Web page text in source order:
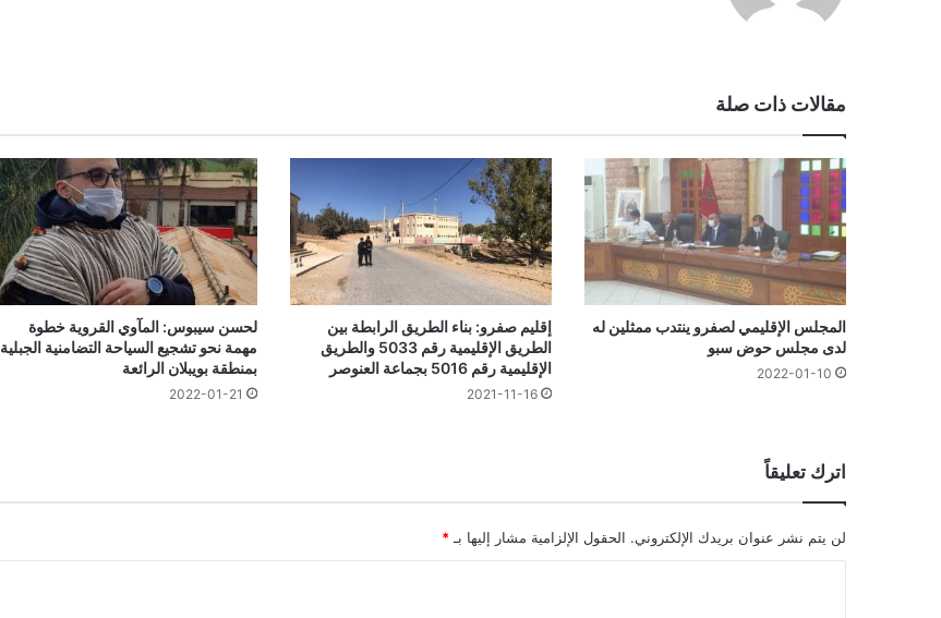
مقالات ذات صلة
المجلس الإقليمي لصفرو ينتدب ممثلين له
لدى مجلس حوض سبو
2022-01-10
إقليم صفرو: بناء الطريق الرابطة بين
الطريق الإقليمية رقم 5033 والطريق
الإقليمية رقم 5016 بجماعة العنوصر
2021-11-16
لحسن سيبوس: المآوي القروية خطوة
مهمة نحو تشجيع السياحة التضامنية الجبلية
بمنطقة بويبلان الرائعة
2022-01-21
اترك تعليقاً
لن يتم نشر عنوان بريدك الإلكتروني. الحقول الإلزامية مشار إليها بـ *